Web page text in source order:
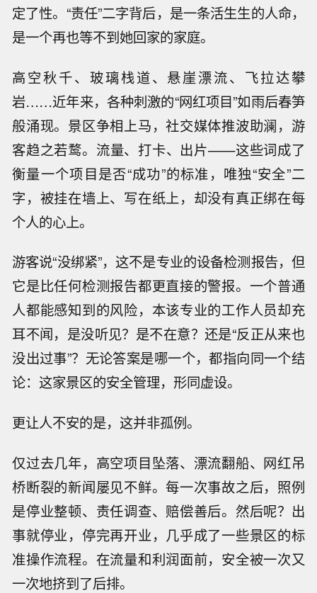
定了性。“责任”二字背后，是一条活生生的人命，
是一个再也等不到她回家的家庭。
高空秋千、玻璃栈道、悬崖漂流、飞拉达攀
岩……近年来，各种刺激的“网红项目”如雨后春笋
般涌现。景区争相上马，社交媒体推波助澜，游
客趋之若鹜。流量、打卡、出片——这些词成了
衡量一个项目是否“成功”的标准，唯独“安全”二
字，被挂在墙上、写在纸上，却没有真正绑在每
个人的心上。
游客说“没绑紧”，这不是专业的设备检测报告，但
它是比任何检测报告都更直接的警报。一个普通
人都能感知到的风险，本该专业的工作人员却充
耳不闻，是没听见？是不在意？还是“反正从来也
没出过事”？无论答案是哪一个，都指向同一个结
论：这家景区的安全管理，形同虚设。
更让人不安的是，这并非孤例。
仅过去几年，高空项目坠落、漂流翻船、网红吊
桥断裂的新闻屡见不鲜。每一次事故之后，照例
是停业整顿、责任调查、赔偿善后。然后呢？出
事就停业，停完再开业，几乎成了一些景区的标
准操作流程。在流量和利润面前，安全被一次又
一次地挤到了后排。